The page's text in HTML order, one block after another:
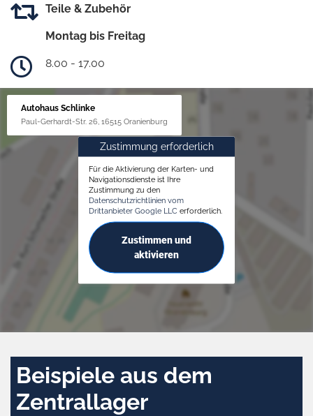
Teile & Zubehör
Montag bis Freitag
8.00 - 17.00
Autohaus Schlinke
Paul-Gerhardt-Str. 26, 16515 Oranienburg
Zustimmung erforderlich
Für die Aktivierung der Karten- und
Navigationsdienste ist Ihre
Zustimmung zu den
Datenschutzrichtlinien vom
Drittanbieter Google LLC erforderlich.
Zustimmen und
aktivieren
Beispiele aus dem
Zentrallager